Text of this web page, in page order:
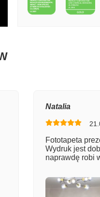
O TAPECIE
Natalia
Fototapeta
Wydruk jest
naprawdę robi